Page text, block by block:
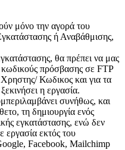
μόνο την αγορά του
ή Αναβάθμισης,
θα πρέπει να μας
πρόσβασης σε FTP
Κωδικος και για τα
η εργασία.
συνήθως, και
τη δημιουργία ενός
εγκατάστασης, ενώ δεν
εργασία εκτός του
Facebook, Mailchimp